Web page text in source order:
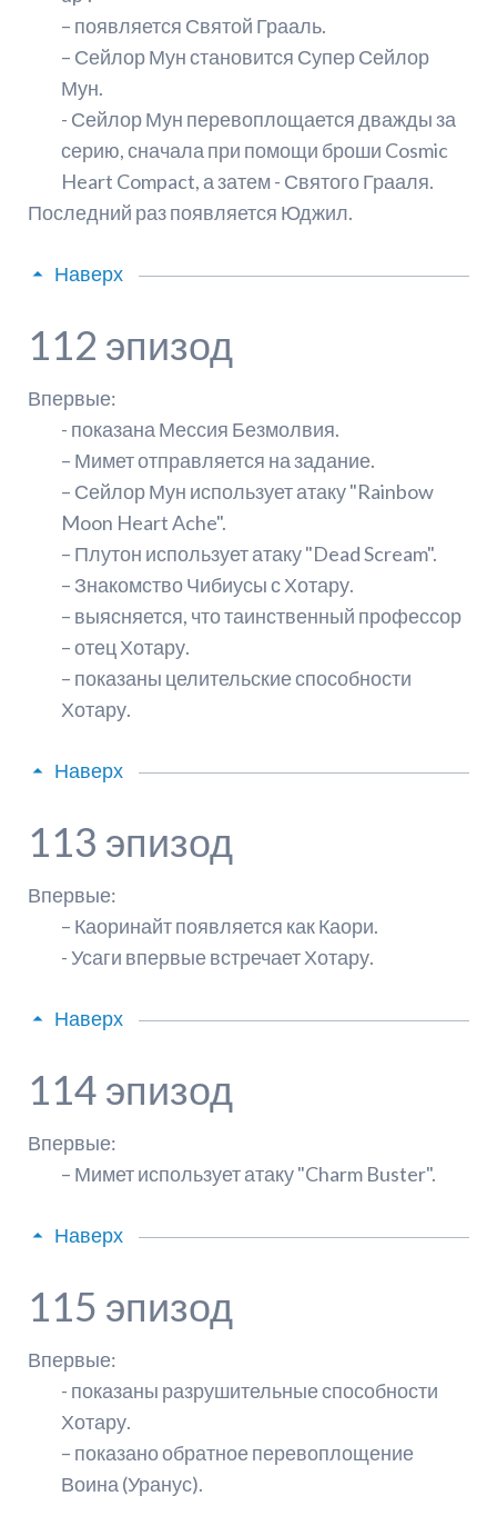
– появляется Святой Грааль.
– Сейлор Мун становится Супер Сейлор
Мун.
- Сейлор Мун перевоплощается дважды за
серию, сначала при помощи броши Cosmic
Heart Compact, а затем - Святого Грааля.
Последний раз появляется Юджил.
Наверх
112 эпизод
Впервые:
- показана Мессия Безмолвия.
– Мимет отправляется на задание.
– Сейлор Мун использует атаку "Rainbow
Moon Heart Ache".
– Плутон использует атаку "Dead Scream".
– Знакомство Чибиусы с Хотару.
– выясняется, что таинственный профессор
– отец Хотару.
– показаны целительские способности
Хотару.
Наверх
113 эпизод
Впервые:
– Каоринайт появляется как Каори.
- Усаги впервые встречает Хотару.
Наверх
114 эпизод
Впервые:
– Мимет использует атаку "Charm Buster".
Наверх
115 эпизод
Впервые:
- показаны разрушительные способности
Хотару.
– показано обратное перевоплощение
Воина (Уранус).